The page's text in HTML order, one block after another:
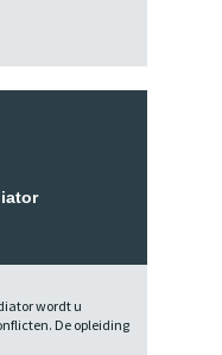
wordt u
De opleiding